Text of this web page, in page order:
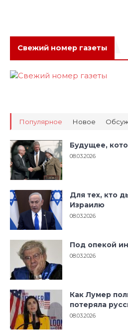
Свежий номер газеты
Популярное Новое
Будущее,
08.03.2026
Для тех, кто
Израилю
08.03.2026
Под опекой
08.03.2026
Как Лумер
потеряла
08.03.2026